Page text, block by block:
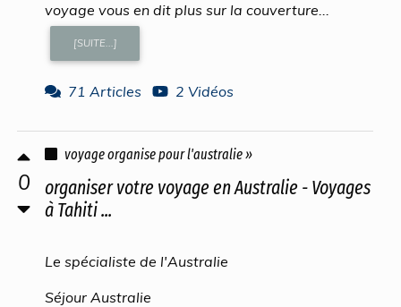
voyage vous en dit plus sur la couverture...
[SUITE...]
71 Articles 2 Vidéos
0
voyage organise pour l'australie »
organiser votre voyage en Australie - Voyages
à Tahiti ...
Le spécialiste de l'Australie
Séjour Australie